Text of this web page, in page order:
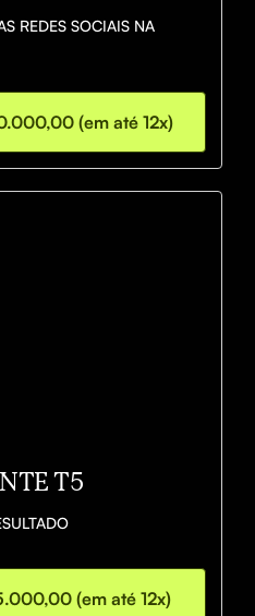
REDES SOCIAIS NA
(em até 12x)
T5
(em até 12x)